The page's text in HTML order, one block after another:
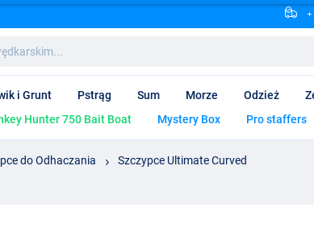
i Grunt Pstrąg Sum Morze Odzież
Hunter 750 Bait Boat
Mystery Box Pro staffers
do Odhaczania Szczypce Ultimate Curved